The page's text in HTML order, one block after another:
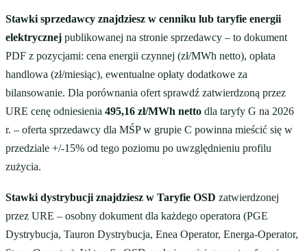
Stawki sprzedawcy znajdziesz w cenniku lub taryfie energii
elektrycznej publikowanej na stronie sprzedawcy – to dokument
PDF z pozycjami: cena energii czynnej (zł/MWh netto), opłata
handlowa (zł/miesiąc), ewentualne opłaty dodatkowe za
bilansowanie. Dla porównania ofert sprawdź zatwierdzoną przez
URE cenę odniesienia 495,16 zł/MWh netto dla taryfy G na 2026
r. – oferta sprzedawcy dla MŚP w grupie C powinna mieścić się w
przedziale +/-15% od tego poziomu po uwzględnieniu profilu
zużycia.
Stawki dystrybucji znajdziesz w Taryfie OSD zatwierdzonej
przez URE – osobny dokument dla każdego operatora (PGE
Dystrybucja, Tauron Dystrybucja, Enea Operator, Energa-Operator,